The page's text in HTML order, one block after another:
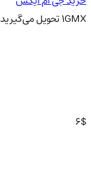
1GMXتحویلمی‌گیرید
6$